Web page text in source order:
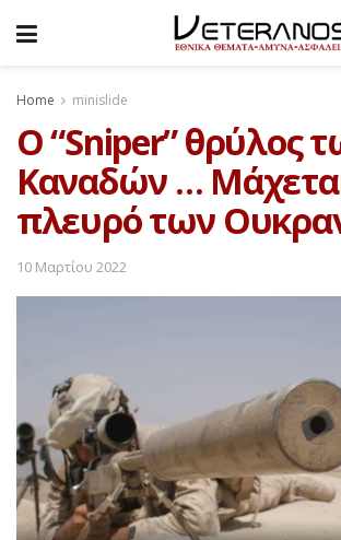
Home minislide
O “Sniper” θρύλος
Καναδών …
πλευρό των
10 Μαρτίου 2022